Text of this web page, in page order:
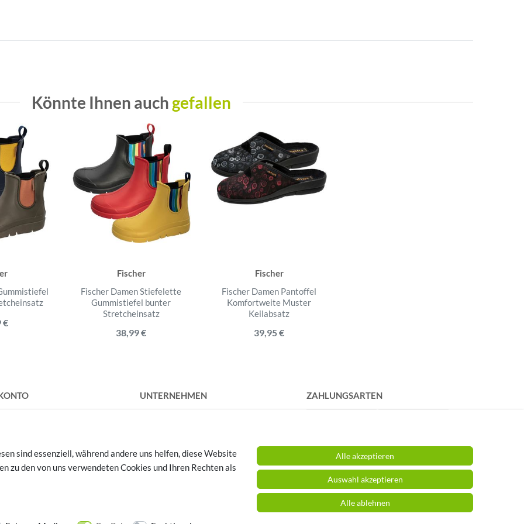
Könnte Ihnen auch gefallen
€
Fischer
Fischer Damen Stiefelette
Gummistiefel bunter
Stretcheinsatz
38,99 €
Fischer
Fischer Damen Pantoffel
Komfortweite Muster
Keilabsatz
39,95 €
UNTERNEHMEN
Impressum
ZAHLUNGSARTEN
sind essenziell, während andere uns helfen, diese Website
zu den von uns verwendeten Cookies und Ihren Rechten als
Alle akzeptieren
Auswahl akzeptieren
Alle ablehnen